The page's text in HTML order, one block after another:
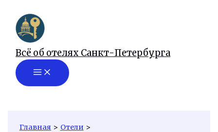
содержимому
Всё об отелях Санкт-Петербурга
Главная
Отели